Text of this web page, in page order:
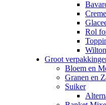
Rol
Groot
Bloem en
Granen en
Suiker